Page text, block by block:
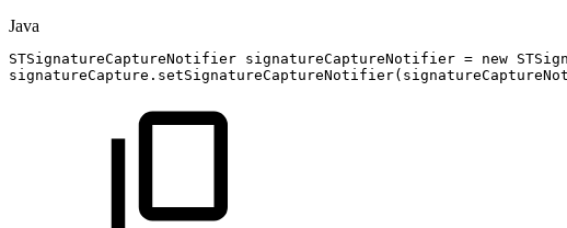
Java
STSignatureCaptureNotifier signatureCaptureNotifier = new
signatureCapture . setSignatureCaptureNotifier(